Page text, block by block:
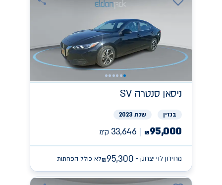
ניסאן SV סנטרה
בנזין שנת 2023
₪95,000
33,646 ק״מ
מחירון לוי יצחק - ₪95,300 לא כולל הפחתות